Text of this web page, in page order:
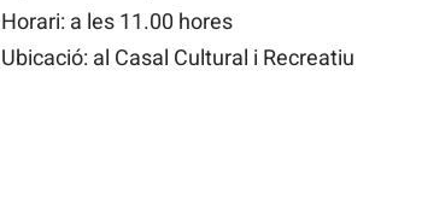
Horari: a les 11.00 hores
Ubicació: al Casal Cultural i Recreatiu